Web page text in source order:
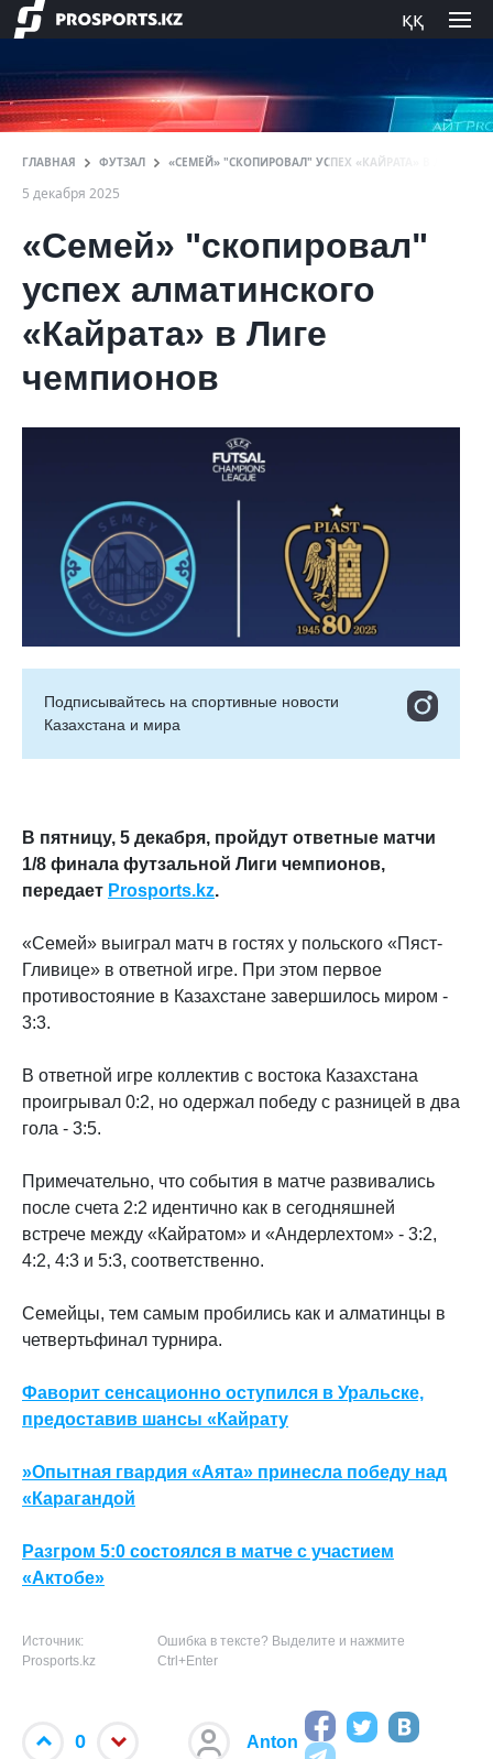
ққ
ГЛАВНАЯ ФУТЗАЛ «СЕМЕЙ» "СКОПИРОВАЛ" УСПЕХ «КАЙРАТА» В ЛИГЕ
5 декабря 2025
«Семей» "скопировал"
успех алматинского
«Кайрата» в Лиге
чемпионов
Подписывайтесь на cпортивные новости
Казахстана и мира
В пятницу, 5 декабря, пройдут ответные матчи
1/8 финала футзальной Лиги чемпионов,
передает Prosports.kz.
«Семей» выиграл матч в гостях у польского «Пяст-
Гливице» в ответной игре. При этом первое
противостояние в Казахстане завершилось миром -
3:3.
В ответной игре коллектив с востока Казахстана
проигрывал 0:2, но одержал победу с разницей в два
гола - 3:5.
Примечательно, что события в матче развивались
после счета 2:2 идентично как в сегодняшней
встрече между «Кайратом» и «Андерлехтом» - 3:2,
4:2, 4:3 и 5:3, соответственно.
Семейцы, тем самым пробились как и алматинцы в
четвертьфинал турнира.
Фаворит сенсационно оступился в Уральске,
предоставив шансы «Кайрату
»Опытная гвардия «Аята» принесла победу над
«Карагандой
Разгром 5:0 состоялся в матче с участием
«Актобе»
Источник:
Prosports.kz
Ошибка в тексте? Выделите и нажмите
Ctrl+Enter
0 Anton